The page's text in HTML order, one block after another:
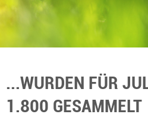
...WURDEN FÜR
1.800 GESAMMELT